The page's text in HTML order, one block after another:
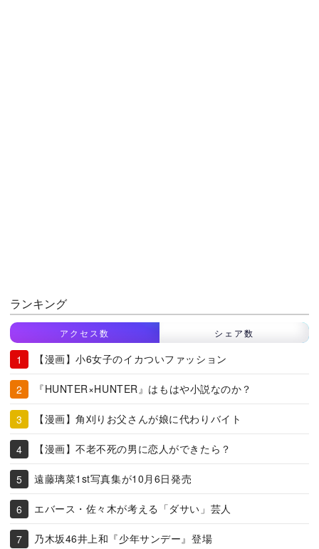
ランキング
アクセス数 シェア数
【漫画】小6女子のイカついファッション
『HUNTER×HUNTER』はもはや小説なのか？
【漫画】角刈りお父さんが娘に代わりバイト
【漫画】不老不死の男に恋人ができたら？
遠藤璃菜1st写真集が10月6日発売
エバース・佐々木が考える「ダサい」芸人
乃木坂46井上和『少年サンデー』登場